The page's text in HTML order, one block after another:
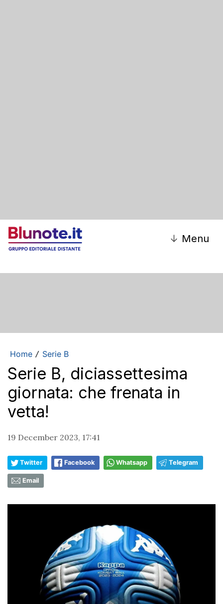
↓ Menu
Home / Serie B
Serie B, diciassettesima
giornata: che frenata in
vetta!
19 December 2023, 17:41
Twitter Facebook Whatsapp Telegram
Email